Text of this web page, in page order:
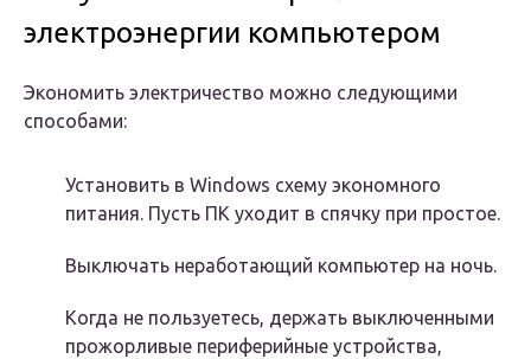
электроэнергии компьютером
Экономить электричество можно следующими
способами:
Установить в Windows схему экономного
питания. Пусть ПК уходит в спячку при простое.
Выключать неработающий компьютер на ночь.
Когда не пользуетесь, держать выключенными
прожорливые периферийные устройства,